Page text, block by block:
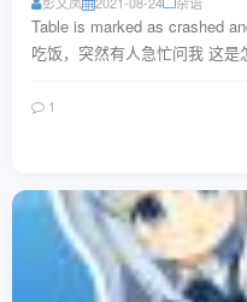
Table is marked as crashed
吃饭，突然有人急忙问我 这
1